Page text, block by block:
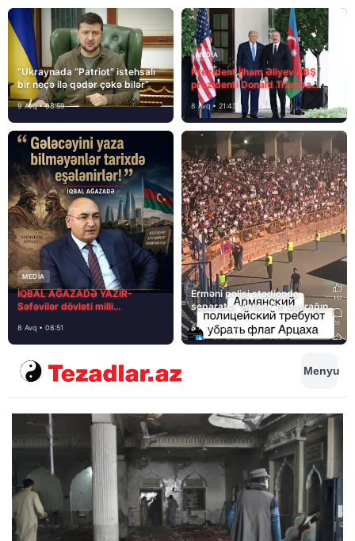
“Ukraynada “Patriot” istehsalı
bir neçə ilə qədər çəkə bilər”
9 Avq • 08:59
MEDİA
Prezident İlham Əliyev ABŞ
prezidenti Donald Trampa
məktubunda yazıb ki…
8 Avq • 21:43
MEDİA
İQBAL AĞAZADƏ YAZIR-
Səfəvilər dövləti milli
8 Avq • 08:51
Erməni polisi stadionda
separatçı “Artsax”ın bayrağını
müsadirə etdi və…
8 Avq • 08:39
Menyu